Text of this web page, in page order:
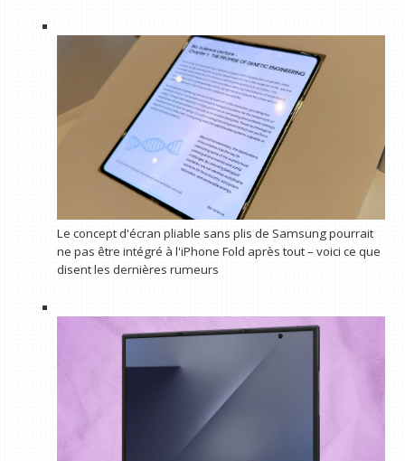
Le concept d'écran pliable sans plis de Samsung pourrait
ne pas être intégré à l'iPhone Fold après tout – voici ce que
disent les dernières rumeurs